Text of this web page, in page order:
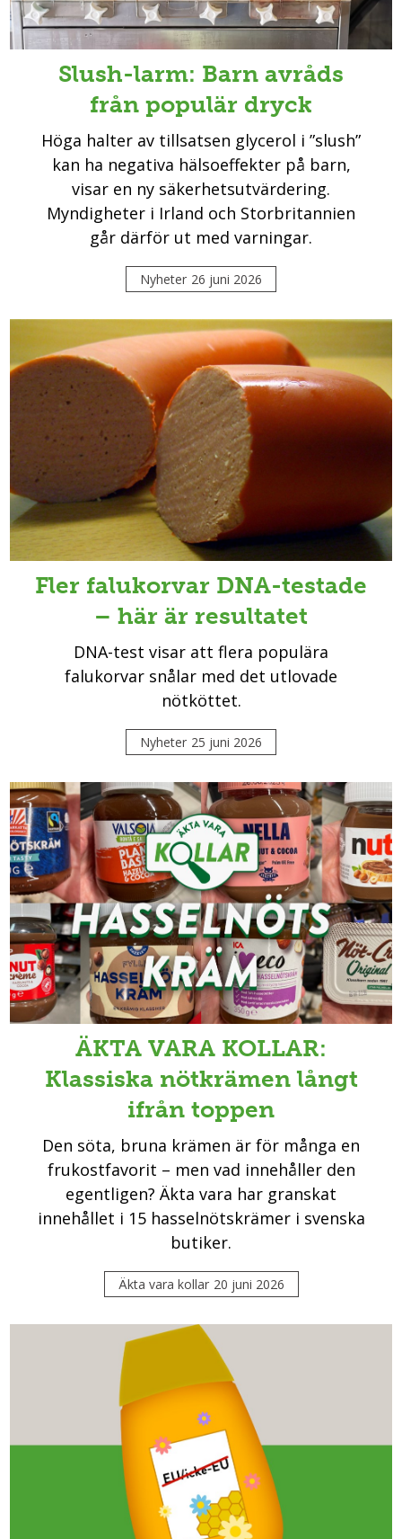
Slush-larm: Barn avråds
från populär dryck
Höga halter av tillsatsen glycerol i ”slush”
kan ha negativa hälsoeffekter på barn,
visar en ny säkerhetsutvärdering.
Myndigheter i Irland och Storbritannien
går därför ut med varningar.
Nyheter 26 juni 2026
Fler falukorvar DNA-testade
– här är resultatet
DNA-test visar att flera populära
falukorvar snålar med det utlovade
nötköttet.
Nyheter 25 juni 2026
ÄKTA VARA KOLLAR:
Klassiska nötkrämen långt
ifrån toppen
Den söta, bruna krämen är för många en
frukostfavorit – men vad innehåller den
egentligen? Äkta vara har granskat
innehållet i 15 hasselnötskrämer i svenska
butiker.
Äkta vara kollar 20 juni 2026